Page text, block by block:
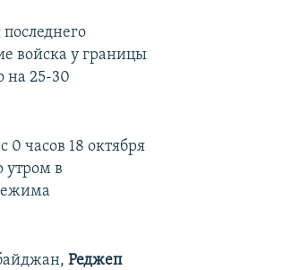
войска у границы
на 25-30
часов 18 октября
утром в
Реджеп